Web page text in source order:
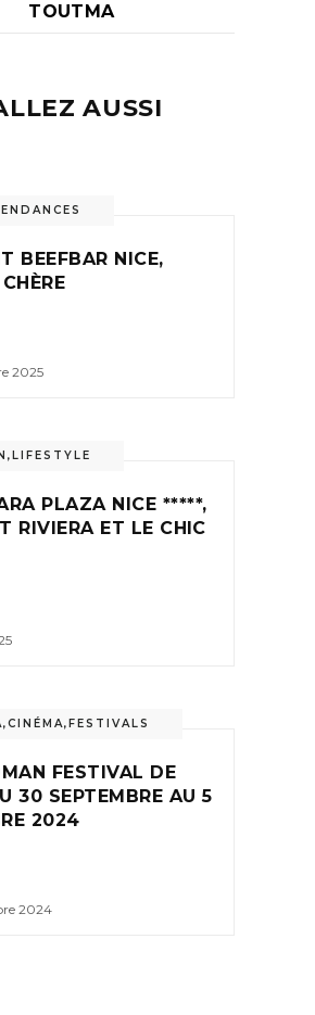
TOUTMA
AUSSI
BEEFBAR NICE,
2025
,LIFESTYLE
PLAZA NICE *****,
RIVIERA ET LE CHIC
,CINÉMA, FESTIVALS
FESTIVAL DE
30 SEPTEMBRE AU 5
2024
2024